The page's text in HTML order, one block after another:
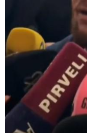
"სტუმართმოყვარე
უკრაინელს,
შეუძლია
შეზღუდული არაა" -